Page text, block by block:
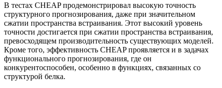
В тестах CHEAP продемонстрировал высокую точность
структурного прогнозирования, даже при значительном
сжатии пространства встраивания. Этот высокий уровень
точности достигается при сжатии пространства встраивания,
превосходящем производительность существующих моделей.
Кроме того, эффективность CHEAP проявляется и в задачах
функционального прогнозирования, где он
конкурентоспособен, особенно в функциях, связанных со
структурой белка.